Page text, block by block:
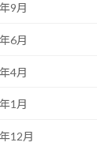
9月
6月
4月
1月
12月